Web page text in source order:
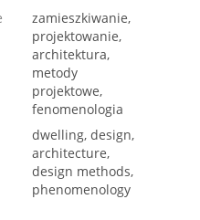
zamieszkiwanie,
projektowanie,
architektura,
metody
projektowe,
fenomenologia
dwelling, design,
architecture,
design methods,
phenomenology